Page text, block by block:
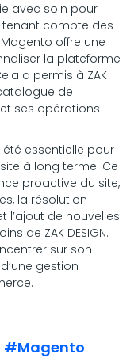
avec soin pour
compte des
Magento offre une
la plateforme
a permis à ZAK
de
ses opérations
été essentielle pour
à long terme. Ce
proactive du site,
la résolution
l’ajout de nouvelles
de ZAK DESIGN.
sur son
gestion
#Magento